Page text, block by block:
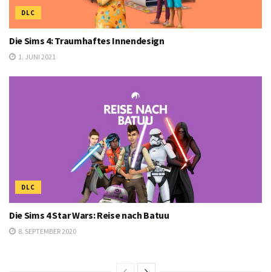
DLC
Die Sims 4: Traumhaftes Innendesign
1. JUNI 2021
DLC
Die Sims 4 Star Wars: Reise nach Batuu
8. SEPTEMBER 2020